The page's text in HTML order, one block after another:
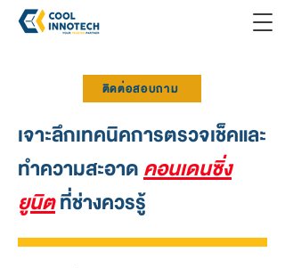
ติดต่อสอบถาม
เจาะลึกเทคนิคการตรวจเช็คและ
ทำความสะอาดคอนเดนซิ่ง
ยูนิตที่ช่างควรรู้